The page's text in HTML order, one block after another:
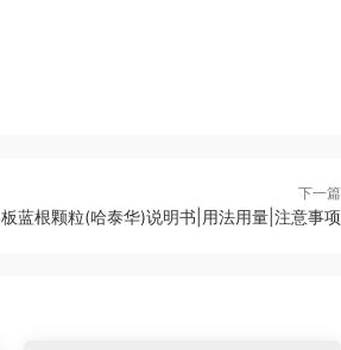
下一篇
板蓝根颗粒(哈泰华)说明书|用法用量|注意事项